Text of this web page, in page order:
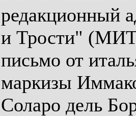
редакционный
и Трости"
письмо от
маркизы
Соларо дель